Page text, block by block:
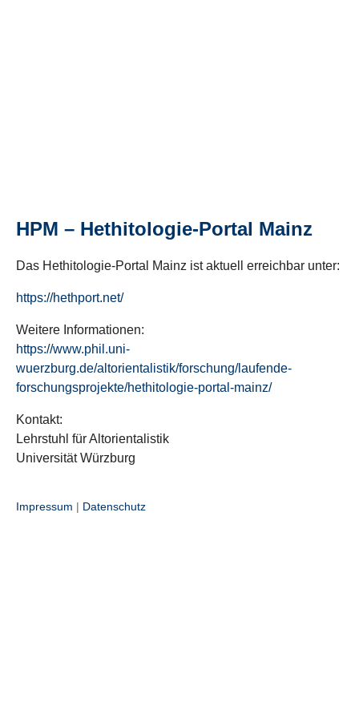
HPM – Hethitologie-Portal Mainz
Das Hethitologie-Portal Mainz ist aktuell erreichbar unter:
https://hethport.net/
Weitere Informationen:
https://www.phil.uni-
wuerzburg.de/altorientalistik/forschung/laufende-
forschungsprojekte/hethitologie-portal-mainz/
Kontakt:
Lehrstuhl für Altorientalistik
Universität Würzburg
Impressum | Datenschutz